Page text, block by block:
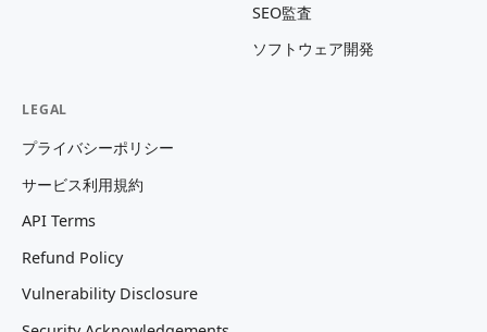
SEO監査
ソフトウェア開発
LEGAL
プライバシーポリシー
サービス利用規約
API Terms
Refund Policy
Vulnerability Disclosure